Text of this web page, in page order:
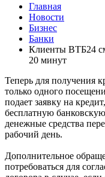
Главная
Новости
Бизнес
Банки
Клиенты ВТБ24
20 минут
Теперь для получения
только одного
подает заявку на
бесплатную
денежные средства
рабочий день.
Дополнительное
потребоваться для